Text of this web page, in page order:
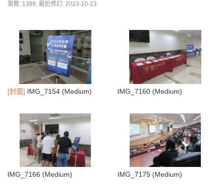
瀏覽: 1389, 最近修訂: 2023-10-23
[封面] IMG_7154 (Medium) IMG_7160 (Medium)
IMG_7166 (Medium) IMG_7175 (Medium)